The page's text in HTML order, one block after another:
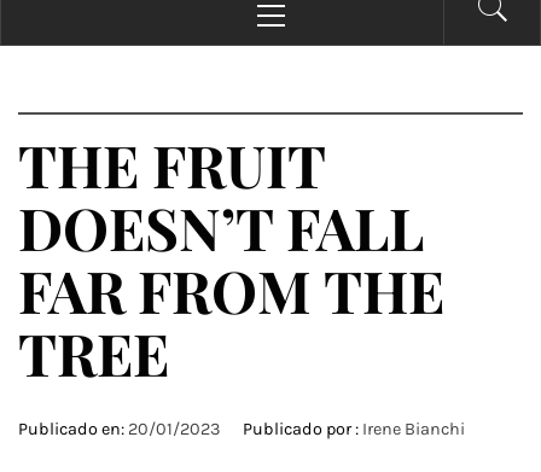
principal
THE FRUIT
DOESN’T FALL
FAR FROM THE
TREE
Publicado en: 20/01/2023 Publicado por : Irene Bianchi